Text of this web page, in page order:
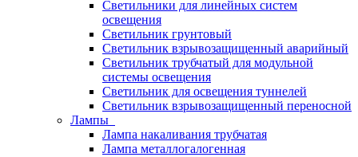
Светильники для линейных систем
освещения
Светильник грунтовый
Светильник взрывозащищенный аварийный
Светильник трубчатый для модульной
системы освещения
Светильник для освещения туннелей
Светильник взрывозащищенный переносной
Лампы
Лампа накаливания трубчатая
Лампа металлогалогенная